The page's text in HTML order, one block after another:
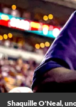
Shaquille O'Neal,